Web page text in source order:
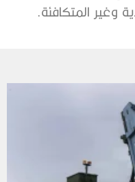
وغير المتكافئة.